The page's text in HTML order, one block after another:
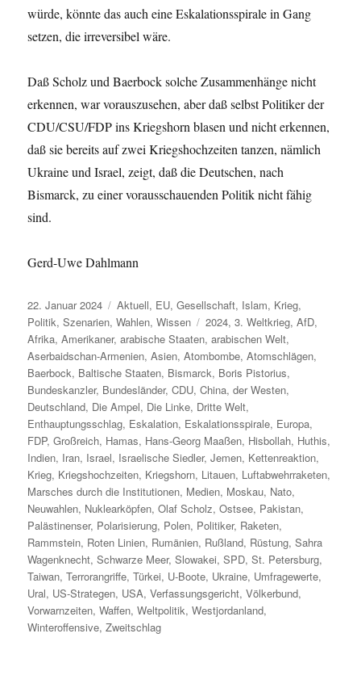
würde, könnte das auch eine Eskalationsspirale in Gang
setzen, die irreversibel wäre.
Daß Scholz und Baerbock solche Zusammenhänge nicht
erkennen, war vorauszusehen, aber daß selbst Politiker der
CDU/CSU/FDP ins Kriegshorn blasen und nicht erkennen,
daß sie bereits auf zwei Kriegshochzeiten tanzen, nämlich
Ukraine und Israel, zeigt, daß die Deutschen, nach
Bismarck, zu einer vorausschauenden Politik nicht fähig
sind.
Gerd-Uwe Dahlmann
Veröffentlicht
am
22. Januar 2024 Kategorien
Aktuell, EU,Gesellschaft, Islam, Krieg,
Politik,Szenarien,Wahlen,Wissen Schlagwörter
2024,3. Weltkrieg,AfD,
Afrika,Amerikaner,arabische Staaten,arabischen Welt,
Aserbaidschan-Armenien,Asien,Atombombe,Atomschlägen,
Baerbock, Baltische Staaten, Bismarck, Boris Pistorius,
Bundeskanzler, Bundesländer,CDU,China,der Westen,
Deutschland, Die Ampel, Die Linke, Dritte Welt,
Enthauptungsschlag, Eskalation, Eskalationsspirale, Europa,
FDP,Großreich, Hamas, Hans-Georg Maaßen, Hisbollah, Huthis,
Indien, Iran, Israel, Israelische Siedler,Jemen, Kettenreaktion,
Krieg, Kriegshochzeiten, Kriegshorn, Litauen, Luftabwehrraketen,
Marsches durch die Institutionen, Medien, Moskau, Nato,
Neuwahlen, Nuklearköpfen,Olaf Scholz,Ostsee, Pakistan,
Palästinenser, Polarisierung, Polen, Politiker, Raketen,
Rammstein, Roten Linien, Rumänien, Rußland, Rüstung,Sahra
Wagenknecht,Schwarze Meer,Slowakei,SPD,St. Petersburg,
Taiwan,Terrorangriffe,Türkei, U-Boote, Ukraine, Umfragewerte,
Ural, US-Strategen, USA,Verfassungsgericht,Völkerbund,
Vorwarnzeiten,Waffen,Weltpolitik,Westjordanland,
Winteroffensive,Zweitschlag